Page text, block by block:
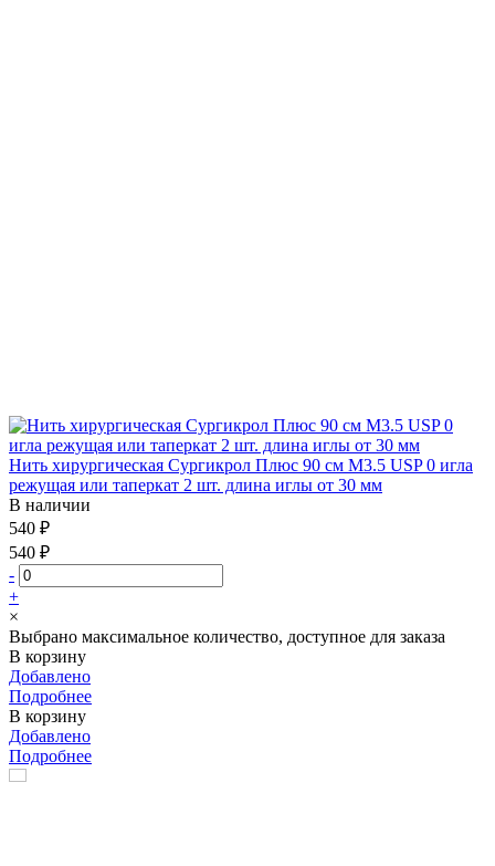
Нить хирургическая Сургикрол Плюс 90 см М3.5 USP 0 игла
режущая или таперкат 2 шт. длина иглы от 30 мм
В наличии
540 ₽
540 ₽
-
+
×
Выбрано максимальное количество, доступное для заказа
В корзину
Добавлено
Подробнее
В корзину
Добавлено
Подробнее